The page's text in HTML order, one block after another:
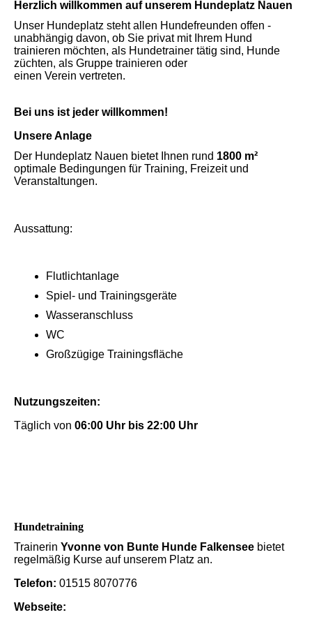
Herzlich willkommen auf unserem Hundeplatz Nauen
Unser Hundeplatz steht allen Hundefreunden offen -
unabhängig davon, ob Sie privat mit Ihrem Hund
trainieren möchten, als Hundetrainer tätig sind, Hunde
züchten, als Gruppe trainieren oder
einen Verein vertreten.
Bei uns ist jeder willkommen!
Unsere Anlage
Der Hundeplatz Nauen bietet Ihnen rund 1800 m²
optimale Bedingungen für Training, Freizeit und
Veranstaltungen.
Aussattung:
Flutlichtanlage
Spiel- und Trainingsgeräte
Wasseranschluss
WC
Großzügige Trainingsfläche
Nutzungszeiten:
Täglich von 06:00 Uhr bis 22:00 Uhr
Hundetraining
Trainerin Yvonne von Bunte Hunde Falkensee bietet
regelmäßig Kurse auf unserem Platz an.
Telefon: 01515 8070776
Webseite: